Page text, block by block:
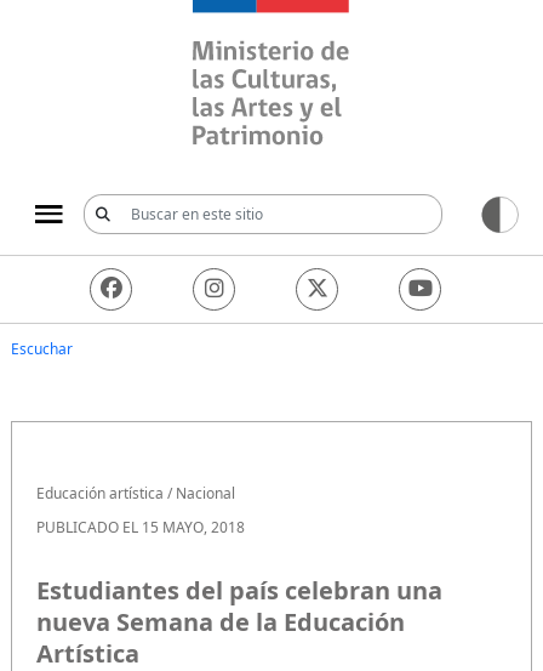
Ministerio de las
Escuchar
Educación artística /Nacional
PUBLICADO EL 15 MAYO, 2018
Estudiantes del país celebran una
nueva Semana de la Educación
Artística